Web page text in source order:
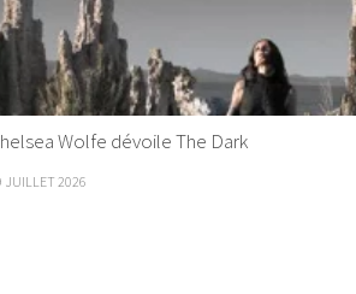
Wolfe dévoile The Dark
JUILLET 2026